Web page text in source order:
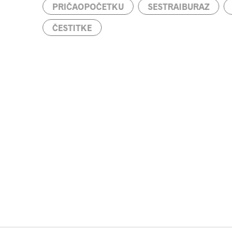
PRIČAOPOČETKU SESTRAIBURAZ
ČESTITKE